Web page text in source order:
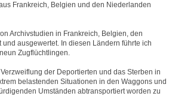
Frankreich, Belgien und den Niederlanden
Archivstudien in Frankreich, Belgien, den
ausgewertet. In diesen Ländern führte ich
Zugflüchtlingen.
der Deportierten und das Sterben in
belastenden Situationen in den Waggons und
Umständen abtransportiert worden zu